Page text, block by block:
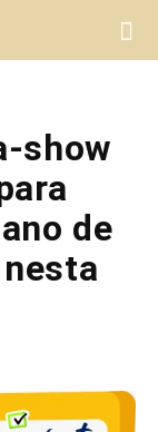
show
de